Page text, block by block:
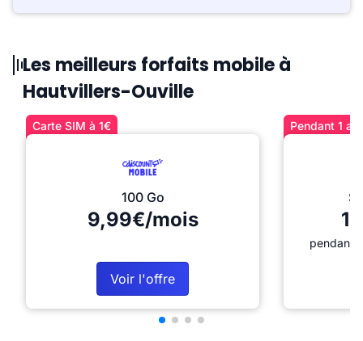
Les meilleurs forfaits mobile à
Hautvillers-Ouville
Carte SIM à 1€
100 Go
9,99€/mois
Voir l'offre
Pendant 1
pendant